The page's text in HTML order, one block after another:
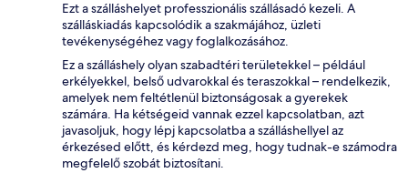
Ezt a szálláshelyet professzionális szállásadó kezeli. A
szálláskiadás kapcsolódik a szakmájához, üzleti
tevékenységéhez vagy foglalkozásához.
Ez a szálláshely olyan szabadtéri területekkel – például
erkélyekkel, belső udvarokkal és teraszokkal – rendelkezik,
amelyek nem feltétlenül biztonságosak a gyerekek
számára. Ha kétségeid vannak ezzel kapcsolatban, azt
javasoljuk, hogy lépj kapcsolatba a szálláshellyel az
érkezésed előtt, és kérdezd meg, hogy tudnak-e számodra
megfelelő szobát biztosítani.